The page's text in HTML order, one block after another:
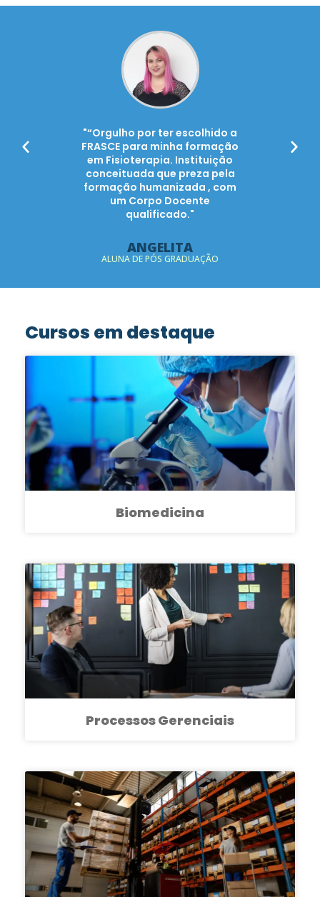
"“Orgulho por ter escolhido a
FRASCE para minha formação
em Fisioterapia. Instituição
conceituada que preza pela
formação humanizada , com
um Corpo Docente
qualificado."
ANGELITA
ALUNA DE PÓS GRADUAÇÃO
das
Cursos em destaque
Biomedicina
Processos Gerenciais